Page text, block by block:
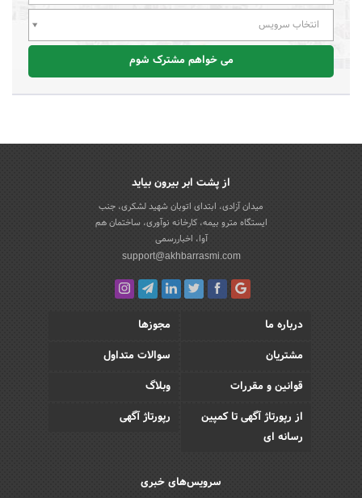
انتخاب سرویس
می خواهم مشترک شوم
از پشت ابر بیرون بیاید
میدان آزادی، ابتدای اتوبان شهید لشکری، جنب
ایستگاه مترو بیمه، کارخانه نوآوری، ساختمان هم
آوا، اخباررسمی
support@akhbarrasmi.com
درباره ما
مجوزها
مشتریان
سوالات متداول
قوانین و مقررات
وبلاگ
از رپورتاژ آگهی تا کمپین
رسانه ای
رپورتاژ آگهی
سرویس‌های خبری